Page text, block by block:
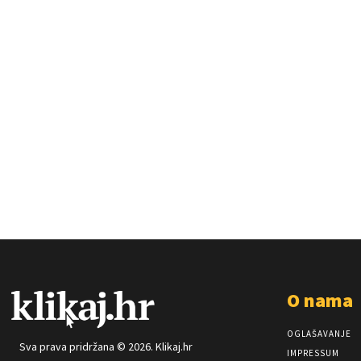
Sva prava pridržana © 2026. Klikaj.hr
O nama
OGLAŠAVANJE
IMPRESSUM